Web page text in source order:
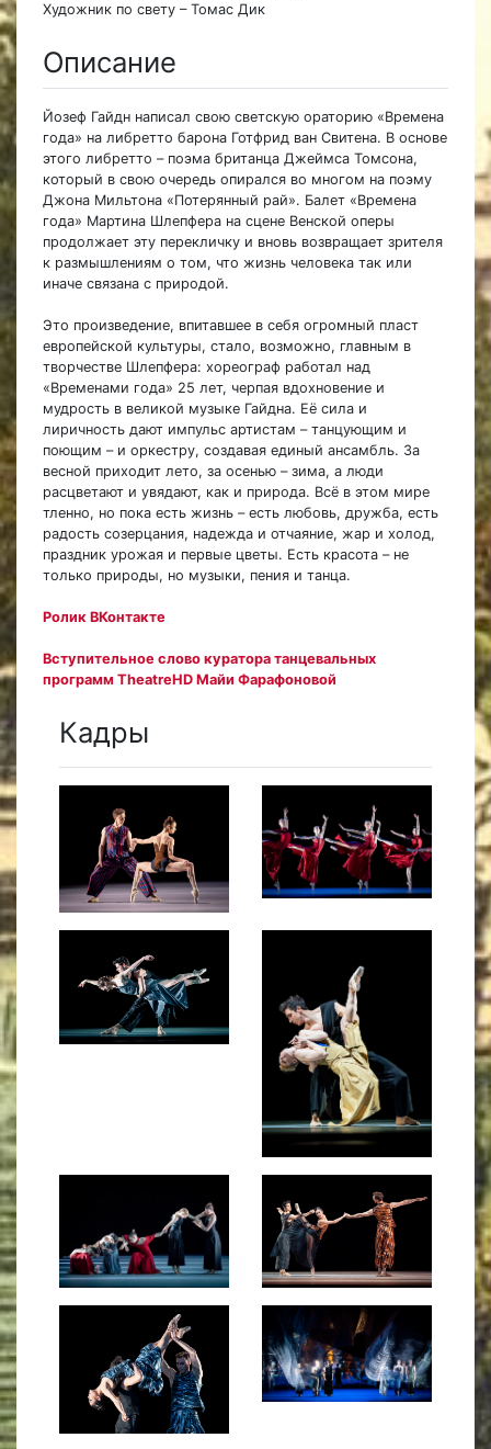
Художник по свету – Томас Дик
Описание
Йозеф Гайдн написал свою светскую ораторию «Времена
года» на либретто барона Готфрид ван Свитена. В основе
этого либретто – поэма британца Джеймса Томсона,
который в свою очередь опирался во многом на поэму
Джона Мильтона «Потерянный рай». Балет «Времена
года» Мартина Шлепфера на сцене Венской оперы
продолжает эту перекличку и вновь возвращает зрителя
к размышлениям о том, что жизнь человека так или
иначе связана с природой.
Это произведение, впитавшее в себя огромный пласт
европейской культуры, стало, возможно, главным в
творчестве Шлепфера: хореограф работал над
«Временами года» 25 лет, черпая вдохновение и
мудрость в великой музыке Гайдна. Её сила и
лиричность дают импульс артистам – танцующим и
поющим – и оркестру, создавая единый ансамбль. За
весной приходит лето, за осенью – зима, а люди
расцветают и увядают, как и природа. Всё в этом мире
тленно, но пока есть жизнь – есть любовь, дружба, есть
радость созерцания, надежда и отчаяние, жар и холод,
праздник урожая и первые цветы. Есть красота – не
только природы, но музыки, пения и танца.
Ролик ВКонтакте
Вступительное слово куратора танцевальных
программ TheatreHD Майи Фарафоновой
Кадры